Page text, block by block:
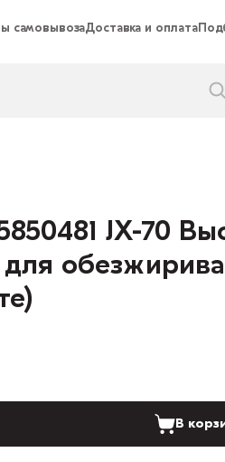
самовывозаДоставка и оплата
JX-70
В